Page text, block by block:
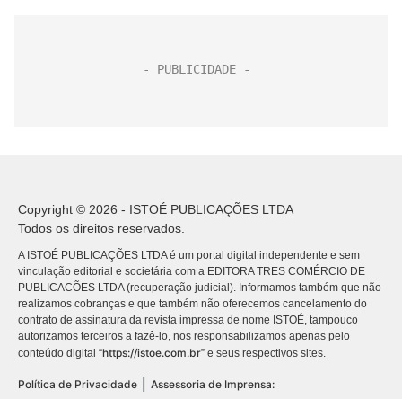
Copyright © 2026 - ISTOÉ PUBLICAÇÕES LTDA
Todos os direitos reservados.
A ISTOÉ PUBLICAÇÕES LTDA é um portal digital independente e sem
vinculação editorial e societária com a EDITORA TRES COMÉRCIO DE
PUBLICACÕES LTDA (recuperação judicial). Informamos também que não
realizamos cobranças e que também não oferecemos cancelamento do
contrato de assinatura da revista impressa de nome ISTOÉ, tampouco
autorizamos terceiros a fazê-lo, nos responsabilizamos apenas pelo
conteúdo digital “https://istoe.com.br” e seus respectivos sites.
Política de Privacidade Assessoria de Imprensa: